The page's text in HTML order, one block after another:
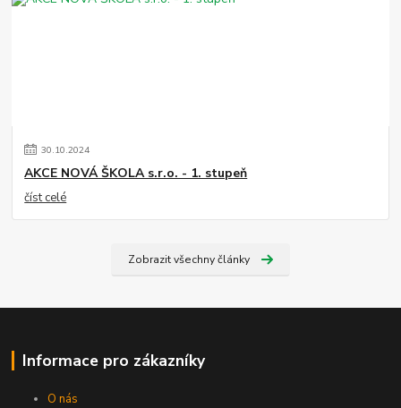
30.10.2024
AKCE NOVÁ ŠKOLA s.r.o. - 1. stupeň
číst celé
Zobrazit všechny články
Informace pro zákazníky
O nás